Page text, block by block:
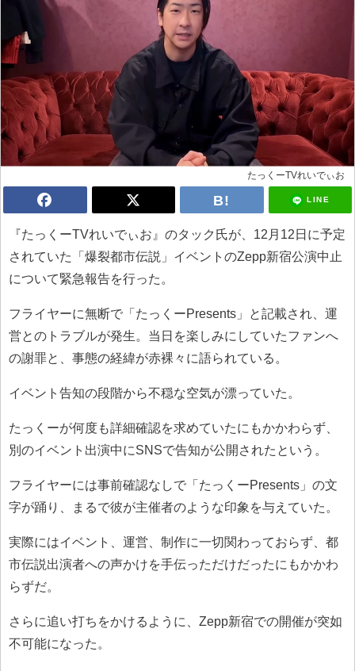
たっくーTVれいでぃお
LINE
『たっくーTVれいでぃお』のタック氏が、12月12日に予定
されていた「爆裂都市伝説」イベントのZepp新宿公演中止
について緊急報告を行った。
フライヤーに無断で「たっくーPresents」と記載され、運
営とのトラブルが発生。当日を楽しみにしていたファンへ
の謝罪と、事態の経緯が赤裸々に語られている。
イベント告知の段階から不穏な空気が漂っていた。
たっくーが何度も詳細確認を求めていたにもかかわらず、
別のイベント出演中にSNSで告知が公開されたという。
フライヤーには事前確認なしで「たっくーPresents」の文
字が踊り、まるで彼が主催者のような印象を与えていた。
実際にはイベント、運営、制作に一切関わっておらず、都
市伝説出演者への声かけを手伝っただけだったにもかかわ
らずだ。
さらに追い打ちをかけるように、Zepp新宿での開催が突如
不可能になった。